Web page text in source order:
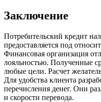
Заключение
Потребительский кредит
предоставляется под
Финансовая организация
лояльностью. Полученные
любые цели. Расчет
Для удобства клиента
перечисления денег. Они
и скорости перевода.